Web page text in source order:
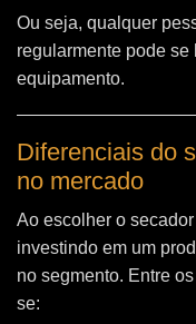
Ou seja, qualquer
regularmente pode
equipamento.
Diferenciais do
no mercado
Ao escolher o
investindo em um
no segmento. Entre
se: